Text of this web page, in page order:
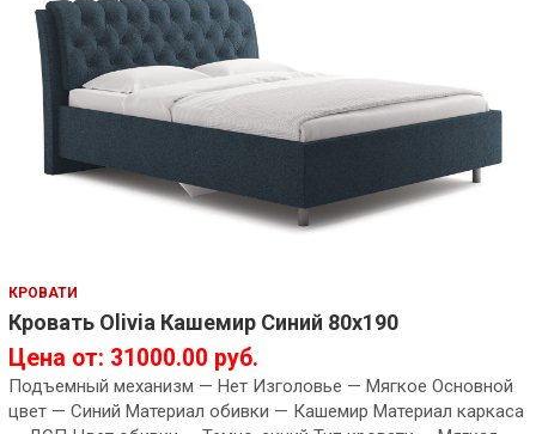
КРОВАТИ
Кровать Olivia Кашемир Синий 80х190
Цена от: 31000.00 руб.
Подъемный механизм — Нет Изголовье — Мягкое Основной
цвет — Синий Материал обивки — Кашемир Материал каркаса